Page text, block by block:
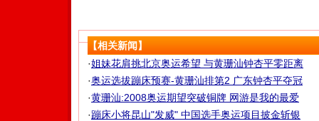
【相关新闻】
·姐妹花肩挑北京奥运希望 与黄珊汕钟杏平零距离
·奥运选拔蹦床预赛-黄珊汕排第2 广东钟杏平夺冠
·黄珊汕:2008奥运期望突破铜牌 网游是我的最爱
·蹦床小将昆山"发威" 中国选手奥运项目披金斩银